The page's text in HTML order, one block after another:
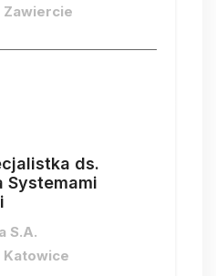
Zawiercie
ds.
Systemami
S.A.
Katowice